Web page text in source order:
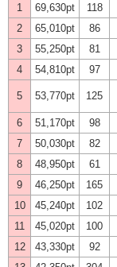
1 69,630pt 118
2
65,010pt 86
3
55,250pt 81
4
54,810pt 97
5 53,770pt 125
6 51,170pt 98
7
50,030pt 82
8
48,950pt 61
9
46,250pt 165
10
45,240pt 102
11
45,020pt 100
12
43,330pt 92